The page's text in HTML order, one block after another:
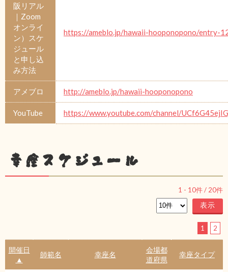
阪リアル
｜Zoom
オンライ
ン）スケ
ジュール
と申し込
み方法
https://ameblo.jp/hawaii-hooponopono/entry-
アメブロ http://ameblo.jp/hawaii-hooponopono
YouTube https://www.youtube.com/channel/
幸座スケジュール
1 - 10件 / 20件
1 2
開催日
▲
師範名 幸座名
会場都
道府県
幸座タイプ